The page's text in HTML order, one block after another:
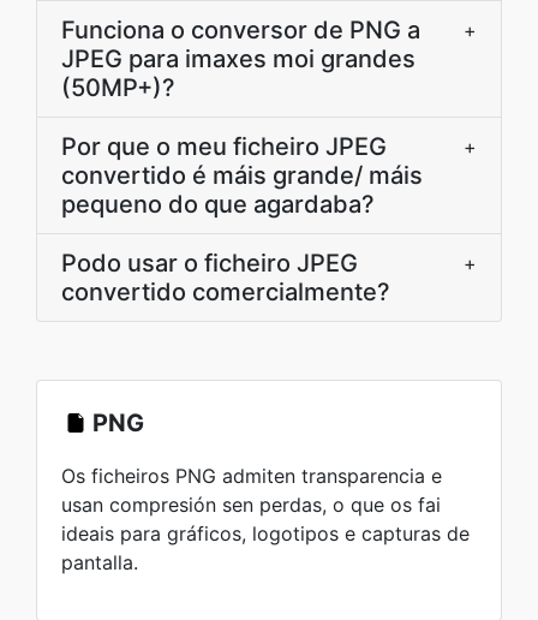
Funciona o conversor de PNG a
JPEG para imaxes moi grandes
(50MP+)?
+
Por que o meu ficheiro JPEG
convertido é máis grande/ máis
pequeno do que agardaba?
+
Podo usar o ficheiro JPEG
convertido comercialmente?
+
PNG
Os ficheiros PNG admiten transparencia e
usan compresión sen perdas, o que os fai
ideais para gráficos, logotipos e capturas de
pantalla.